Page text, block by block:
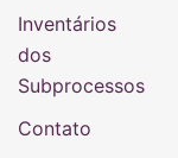
Inventários
dos
Subprocessos
Contato